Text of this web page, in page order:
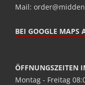
Mail:
BEI GOOGLE MAPS
ÖFFNUNGSZEITEN
Montag - Freitag